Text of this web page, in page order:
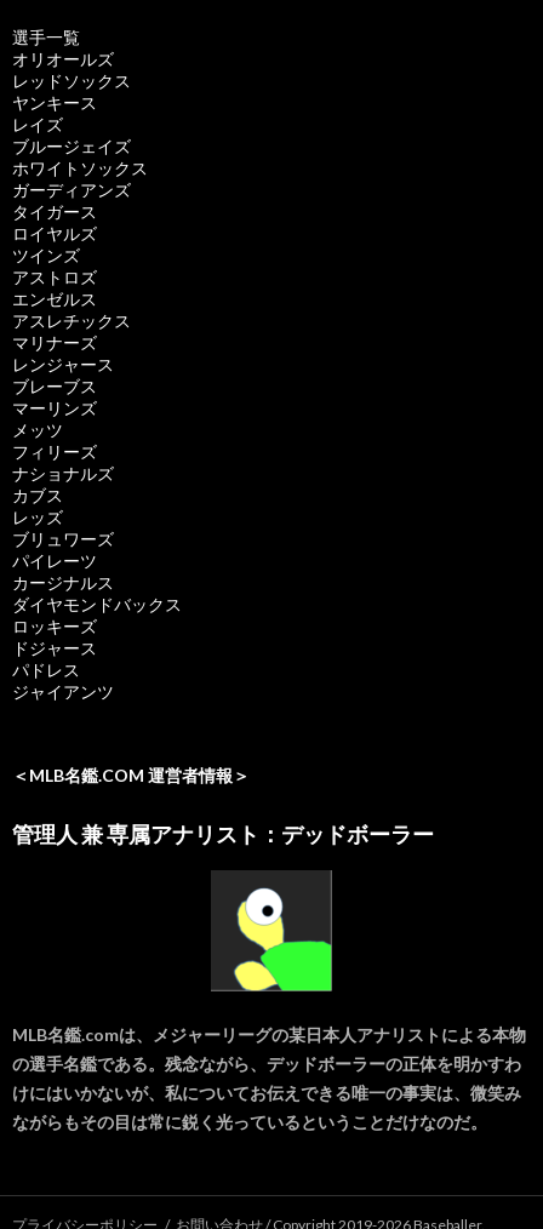
選手一覧
オリオールズ
レッドソックス
ヤンキース
レイズ
ブルージェイズ
ホワイトソックス
ガーディアンズ
タイガース
ロイヤルズ
ツインズ
アストロズ
エンゼルス
アスレチックス
マリナーズ
レンジャース
ブレーブス
マーリンズ
メッツ
フィリーズ
ナショナルズ
カブス
レッズ
ブリュワーズ
パイレーツ
カージナルス
ダイヤモンドバックス
ロッキーズ
ドジャース
パドレス
ジャイアンツ
＜MLB名鑑.COM 運営者情報＞
管理人 兼 専属アナリスト：デッドボーラー
MLB名鑑.comは、メジャーリーグの某日本人アナリストによる本物
の選手名鑑である。残念ながら、デッドボーラーの正体を明かすわ
けにはいかないが、私についてお伝えできる唯一の事実は、微笑み
ながらもその目は常に鋭く光っているということだけなのだ。
プライバシーポリシー お問い合わせ/ Copyright 2019-2026 Baseballer.